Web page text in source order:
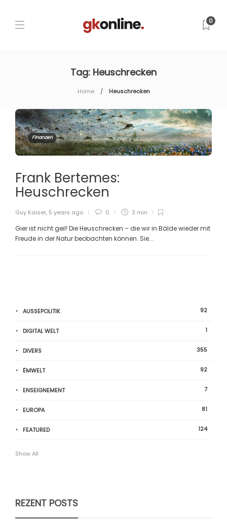
0
Tag: Heuschrecken
Home Heuschrecken
Finanzen
Frank Bertemes:
Heuschrecken
Guy Kaiser, 5 years ago 0 3 min
Gier ist nicht geil! Die Heuschrecken – die wir in Bälde wieder mit
Freude in der Natur beobachten können. Sie...
AUSSEPOLITIK 92
DIGITAL WELT 1
DIVERS 355
ËMWELT 92
ENSEIGNEMENT 7
EUROPA 81
FEATURED 124
Show All
REZENT POSTS